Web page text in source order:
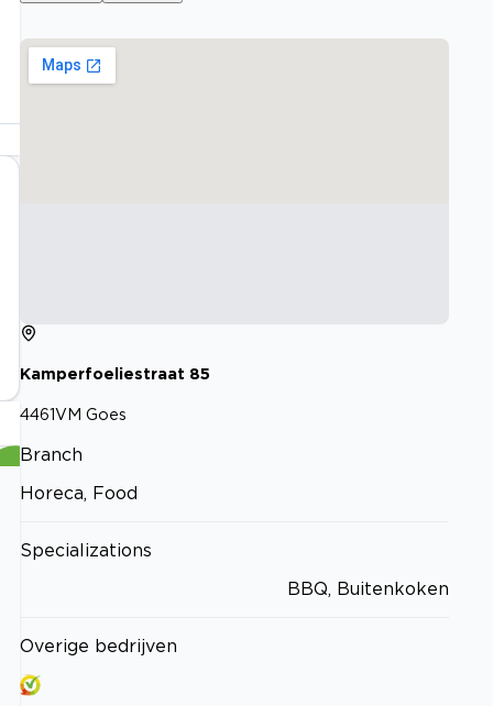
Kamperfoeliestraat 85
4461VM Goes
Branch
Horeca, Food
Specializations
BBQ, Buitenkoken
Overige bedrijven